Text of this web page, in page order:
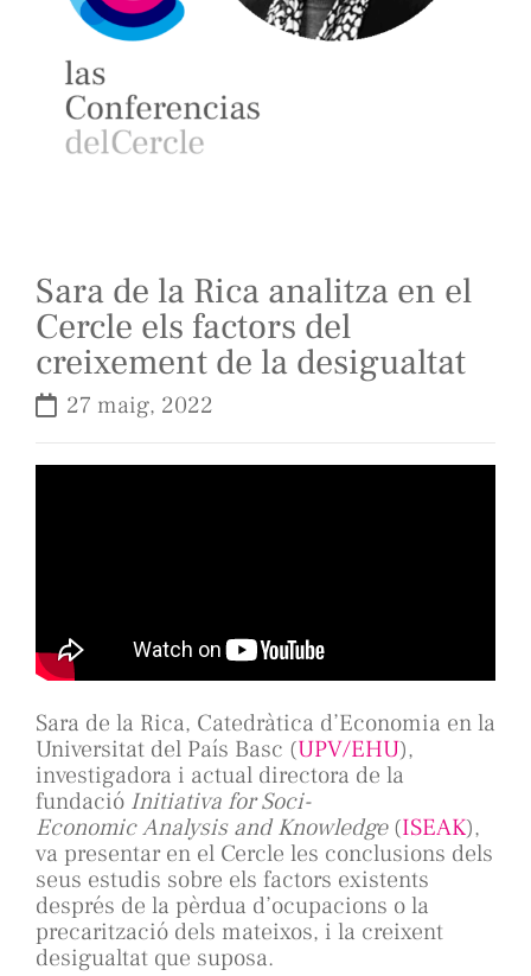
Sara de la Rica analitza en el
Cercle els factors del
creixement de la desigualtat
27 maig, 2022
Sara de la Rica, Catedràtica d’Economia en la
Universitat del País Basc (UPV/EHU),
investigadora i actual directora de la
fundació Initiativa for Soci-
Economic Analysis and Knowledge(ISEAK),
va presentar en el Cercle les conclusions dels
seus estudis sobre els factors existents
després de la pèrdua d’ocupacions o la
precarització dels mateixos, i la creixent
desigualtat que suposa.